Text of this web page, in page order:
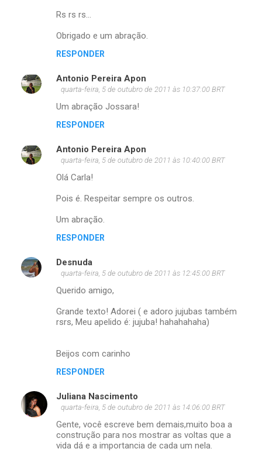
Rs rs rs...
Obrigado e um abração.
RESPONDER
Antonio Pereira Apon
quarta-feira, 5 de outubro de 2011 às 10:37:00 BRT
Um abração Jossara!
RESPONDER
Antonio Pereira Apon
quarta-feira, 5 de outubro de 2011 às 10:40:00 BRT
Olá Carla!
Pois é. Respeitar sempre os outros.
Um abração.
RESPONDER
Desnuda
quarta-feira, 5 de outubro de 2011 às 12:45:00 BRT
Querido amigo,
Grande texto! Adorei ( e adoro jujubas também
rsrs, Meu apelido é: jujuba! hahahahaha)
Beijos com carinho
RESPONDER
Juliana Nascimento
quarta-feira, 5 de outubro de 2011 às 14:06:00 BRT
Gente, você escreve bem demais,muito boa a
construção para nos mostrar as voltas que a
vida dá e a importancia de cada um nela.